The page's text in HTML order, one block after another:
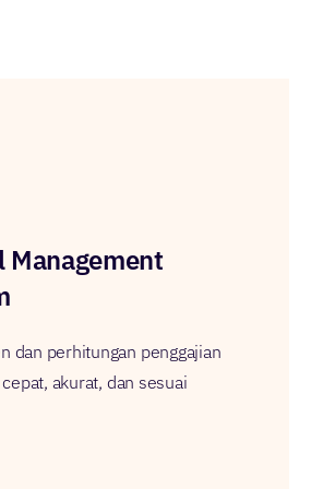
Management
dan perhitungan penggajian
akurat, dan sesuai